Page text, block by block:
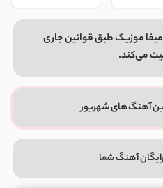
موزیک طبق قوانین جاری
می‌کند.
آهنگ‌های شهریور
آهنگ شما